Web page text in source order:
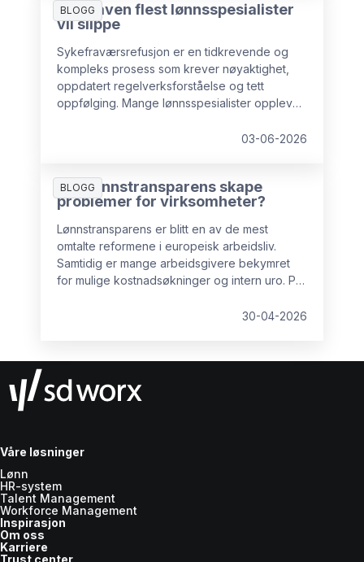
BLOGG
Oppgaven flest lønnsspesialister
vil slippe
Sykefraværsrefusjon er en tidkrevende og
kompleks prosess som krever nøyaktighet,
oppdatert regelverksforståelse og tett
oppfølging. Mange lønnsspesialister opplever
velger å sette bort akkurat denne oppgaven
og for å minimere risiko.
03-06-2026
BLOGG
Kan lønnstransparens skape
problemer for virksomheter?
Lønnstransparens er blitt en av de mest
omtalte reformene i europeisk arbeidsliv.
Samtidig er mange arbeidsgivere bekymret
for mulige kostnadsøkninger og intern uro. På
negativt for virksomheter. Med god
tid. I denne artikkelen ser vi nærmere på de
vanligste bekymringene og hvordan de kan
håndteres.
30-04-2026
Våre løsninger
Lønn
HR-system
Talent Management
Workforce Management
Inspirasjon
Om oss
Karriere
Trust center